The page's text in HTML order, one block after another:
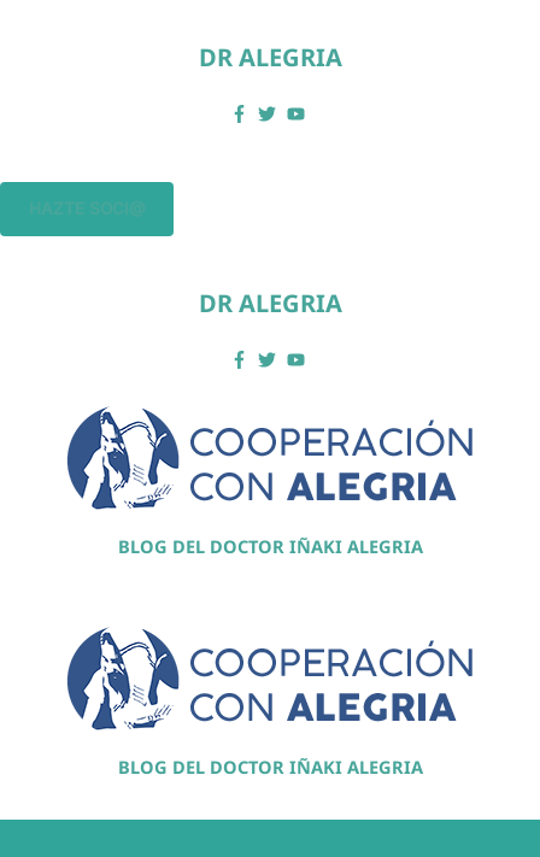
DR ALEGRIA
DR ALEGRIA
BLOG DEL DOCTOR IÑAKI ALEGRIA
BLOG DEL DOCTOR IÑAKI ALEGRIA